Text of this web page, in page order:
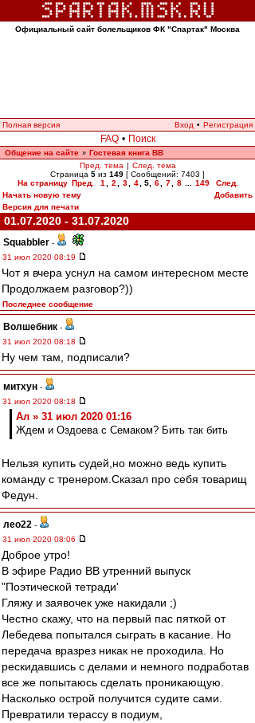
Официальный сайт болельщиков ФК "Спартак" Москва
Полная версия Вход • Регистрация
FAQ • Поиск
Общение на сайте » Гостевая книга ВВ
Пред. тема | След. тема
Страница 5 из 149 [ Сообщений: 7403 ]
На страницу Пред. 1 2 3 4 5, 6 7 8 149
След.
Начать новую тему
Добавить
Версия для печати
01.07.2020 - 31.07.2020
Squabbler -
31 июл 2020 08:19
Чот я вчера уснул на самом интересном месте
Продолжаем разговор?))
Последнее сообщение
Волшебник -
31 июл 2020 08:18
Ну чем там, подписали?
митхун -
31 июл 2020 08:18
Ал » 31 июл 2020 01:16
Ждем и Оздоева с Семаком? Бить так бить
Нельзя купить судей,но можно ведь купить
команду с тренером.Сказал про себя товарищ
Федун.
лео22 -
31 июл 2020 08:06
Доброе утро!
В эфире Радио ВВ утренний выпуск
"Поэтической тетради'
Гляжу и заявочек уже накидали ;)
Честно скажу, что на первый пас пяткой от
Лебедева попытался сыграть в касание. Но
передача вразрез никак не проходила. Но
рескидавшись с делами и немного подработав
все же попытаюсь сделать проникающую.
Насколько острой получится судите сами.
Превратили терассу в подиум,